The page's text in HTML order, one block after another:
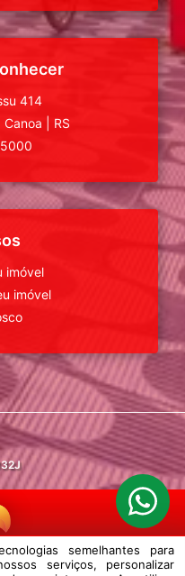
414
Canoa
RS
imóvel
imóvel
AGIL.NET
semelhantes para
serviços, personalizar